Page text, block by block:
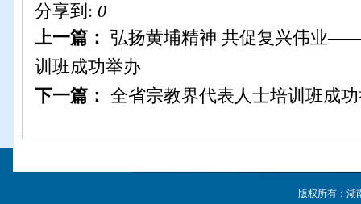
分享到: 0
上一篇： 弘扬黄埔精神 共促复兴伟业
训班成功举办
下一篇： 全省宗教界代表人士培训班成
版权所有：湖